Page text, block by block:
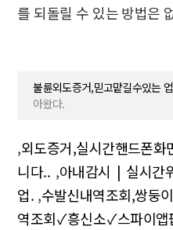
를 되돌릴 수 있는 방법은
불륜외도증거,믿고맡길수있는
아왔다.
,외도증거,실시간핸드폰
니다.. ,아내감시 | 실시간
업. ,수발신내역조회,쌍둥
역조회✓흥신소✓스파이앱